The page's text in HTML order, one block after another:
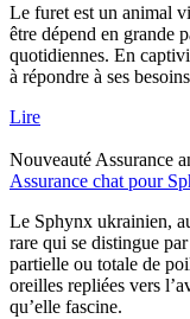
Le furet est un animal
être dépend en grande
quotidiennes. En
à répondre à ses
Lire
Nouveauté Assurance
Assurance chat pour
Le Sphynx ukrainien,
rare qui se distingue
partielle ou totale de
oreilles repliées vers
qu’elle fascine.